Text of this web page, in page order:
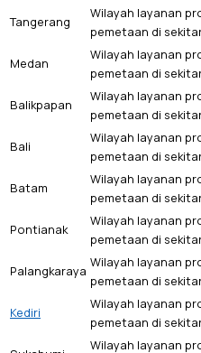
Tangerang
Wilayah layanan
pemetaan di
Medan
Wilayah layanan
pemetaan di
Balikpapan
Wilayah layanan
pemetaan di
Bali
Wilayah layanan
pemetaan di
Batam
Wilayah layanan
pemetaan di
Pontianak
Wilayah layanan
pemetaan di
Palangkaraya
Wilayah layanan
pemetaan di
Kediri
Wilayah layanan
pemetaan di
Wilayah layanan